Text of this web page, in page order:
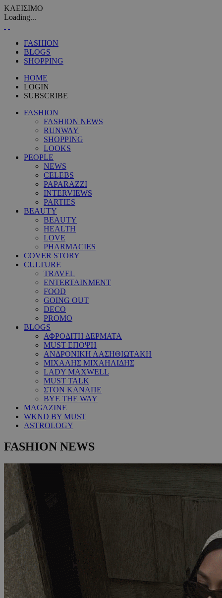
ΚΛΕΙΣΙΜΟ
Loading...
FASHION
BLOGS
SHOPPING
HOME
LOGIN
SUBSCRIBE
FASHION
FASHION NEWS
RUNWAY
SHOPPING
LOOKS
PEOPLE
NEWS
CELEBS
PAPARAZZI
INTERVIEWS
PARTIES
BEAUTY
BEAUTY
HEALTH
LOVE
PHARMACIES
COVER STORY
CULTURE
TRAVEL
ENTERTAINMENT
FOOD
GOING OUT
DECO
PROMO
BLOGS
ΑΦΡΟΔΙΤΗ ΔΕΡΜΑΤΑ
MUST ΕΠΟΨΗ
ΑΝΔΡΟΝΙΚΗ ΛΑΣΗΘΙΩΤΑΚΗ
ΜΙΧΑΛΗΣ ΜΙΧΑΗΛΙΔΗΣ
LADY MAXWELL
MUST TALK
ΣΤΟΝ ΚΑΝΑΠΕ
BYE THE WAY
MAGAZINE
WKND BY MUST
ASTROLOGY
FASHION NEWS